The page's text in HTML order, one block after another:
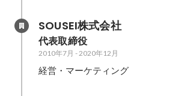
SOUSEI株式会社
代表取締役
2010年7月 - 2020年12月
経営・マーケティング